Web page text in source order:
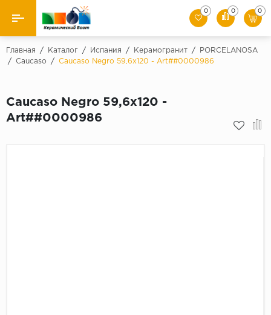
Назад
Керамическая плитка
0 0 0
Главная / Каталог / Испания / Керамогранит /
PORCELANOSA
/
Caucaso / Сaucaso Negro 59,6x120 - Art##0000986
Сaucaso Negro 59,6x120 -
Art##0000986